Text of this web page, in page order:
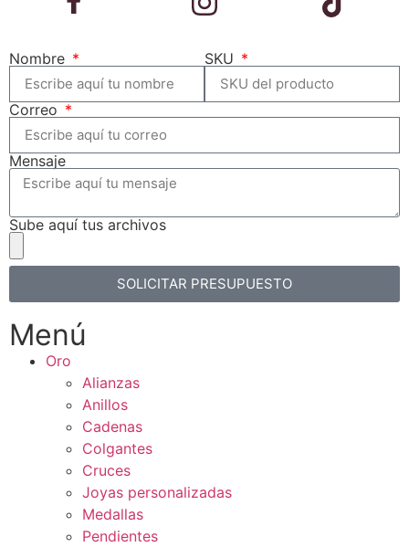
Nombre SKU
Correo
Mensaje
Sube aquí tus archivos
SOLICITAR PRESUPUESTO
Menú
Oro
Alianzas
Anillos
Cadenas
Colgantes
Cruces
Joyas personalizadas
Medallas
Pendientes